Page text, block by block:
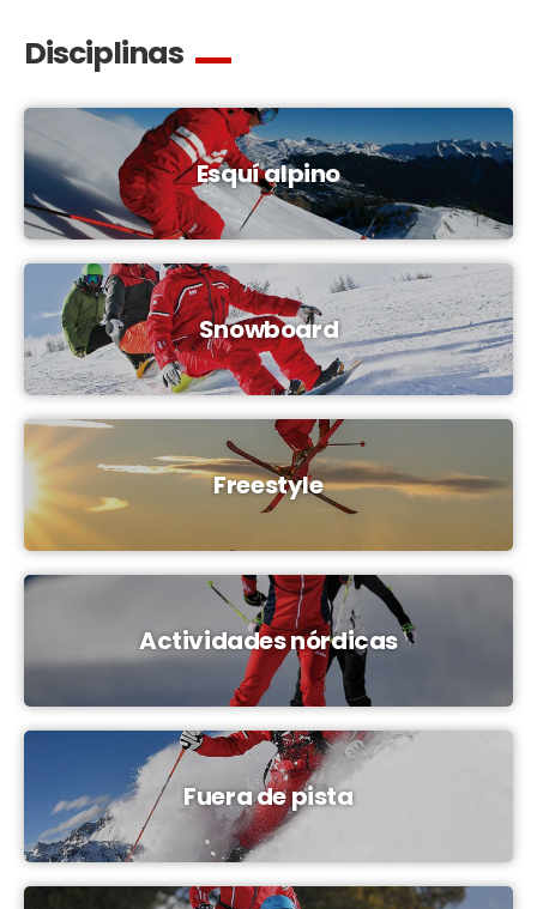
Disciplinas
Esquí alpino
Snowboard
Freestyle
Actividades nórdicas
Fuera de pista